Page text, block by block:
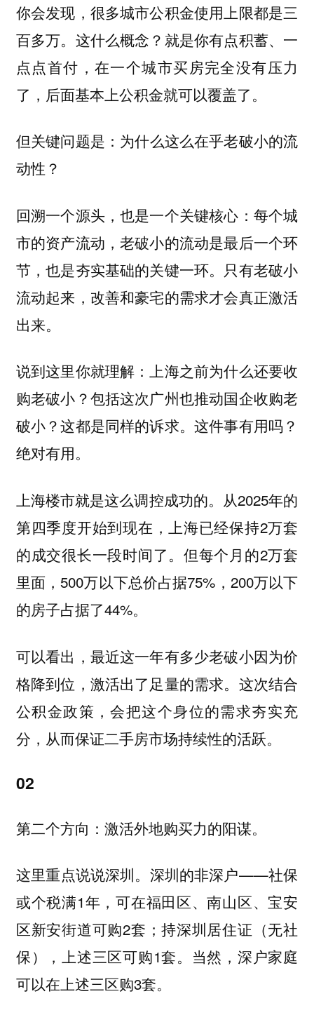
你会发现，很多城市公积金使用上限都是三
百多万。这什么概念？就是你有点积蓄、一
点点首付，在一个城市买房完全没有压力
了，后面基本上公积金就可以覆盖了。
但关键问题是： 为什么这么在乎老破小的流
动性？
回溯一个源头，也是一个关键核心：每个城
市的资产流动，老破小的流动是最后一个环
节，也是夯实基础的关键一环。只有老破小
流动起来，改善和豪宅的需求才会真正激活
出来。
说到这里你就理解：上海之前为什么还要收
购老破小？包括这次广州也推动国企收购老
破小？这都是同样的诉求。这件事有用吗？
绝对有用。
上海楼市就是这么调控成功的。从2025年的
第四季度开始到现在，上海已经保持2万套
的成交很长一段时间了。但每个月的2万套
里面，500万以下总价占据75%，200万以下
的房子占据了44%。
可以看出，最近这一年有多少老破小因为价
格降到位，激活出了足量的需求。这次结合
公积金政策，会把这个身位的需求夯实充
分，从而保证二手房市场持续性的活跃。
02
第二个方向： 激活外地购买力的阳谋。
这里重点说说深圳。深圳的非深户——社保
或个税满1年，可在福田区、南山区、宝安
区新安街道可购2套；持深圳居住证（无社
保），上述三区可购1套。当然，深户家庭
可以在上述三区购3套。